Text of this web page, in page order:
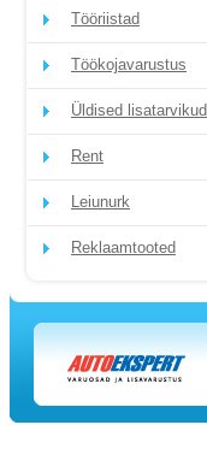
Tööriistad
Töökojavarustus
Üldised lisatarvikud
Rent
Leiunurk
Reklaamtooted